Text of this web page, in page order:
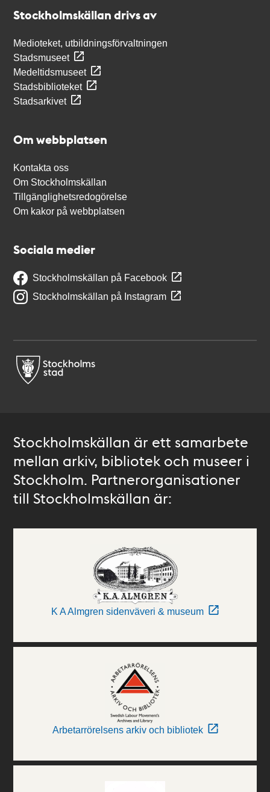
Stockholmskällan drivs av
Medioteket, utbildningsförvaltningen
Stadsmuseet
Medeltidsmuseet
Stadsbiblioteket
Stadsarkivet
Om webbplatsen
Kontakta oss
Om Stockholmskällan
Tillgänglighetsredogörelse
Om kakor på webbplatsen
Sociala medier
Stockholmskällan på Facebook
Stockholmskällan på Instagram
Stockholmskällan är ett samarbete
mellan arkiv, bibliotek och museer i
Stockholm. Partnerorganisationer
till Stockholmskällan är:
K A Almgren sidenväveri & museum
Arbetarrörelsens arkiv och bibliotek